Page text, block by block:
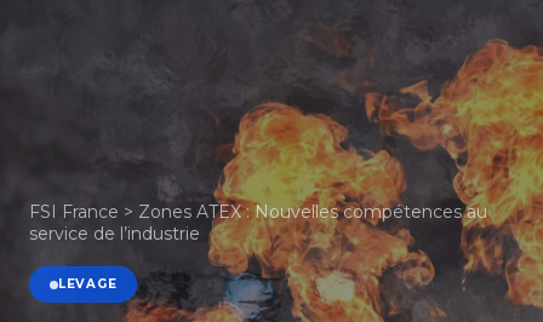
FSI France > Zones ATEX : Nouvelles compétences au
service de l’industrie
LEVAGE